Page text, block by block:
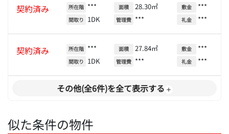
契約済み 所在階 ***
間取り 1DK
面積 28.30㎡
管理費 ***
敷金 ***
礼金 ***
契約済み 所在階 ***
間取り 1DK
面積 27.84㎡
管理費 ***
敷金 ***
礼金 ***
その他(全6件)を全て表示する
似た条件の物件